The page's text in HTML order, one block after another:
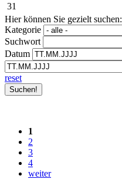
31
Hier können Sie gezielt suchen:
Kategorie
Suchwort
Datum
reset
1
2
3
4
weiter